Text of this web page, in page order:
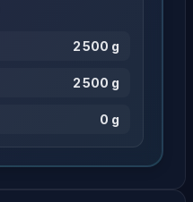
2 500 g
2 500 g
0 g